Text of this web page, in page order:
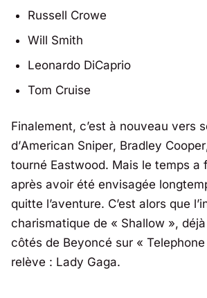
Russell Crowe
Will Smith
Leonardo DiCaprio
Tom Cruise
Finalement, c’est à nouveau vers
d’American Sniper, Bradley Cooper
tourné Eastwood. Mais le temps
après avoir été envisagée
quitte l’aventure. C’est alors que
charismatique de « Shallow »,
côtés de Beyoncé sur «
relève : Lady Gaga.